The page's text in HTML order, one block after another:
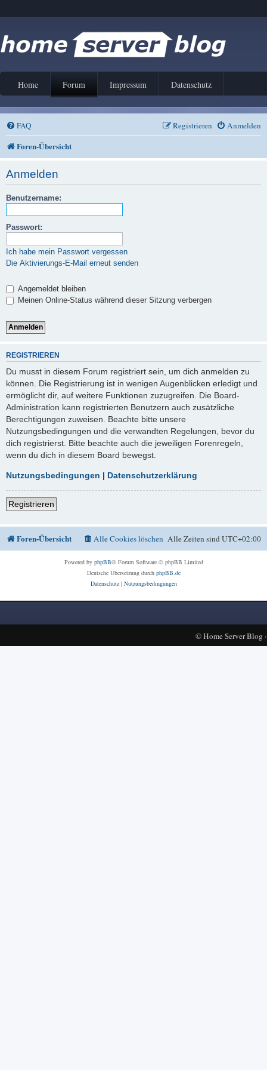
Home Forum Impressum Datenschutz
FAQ Anmelden
Registrieren
Foren-Übersicht
Anmelden
Benutzername:
Passwort:
Ich habe mein Passwort vergessen
Die Aktivierungs-E-Mail erneut senden
Angemeldet bleiben
Meinen Online-Status während dieser Sitzung verbergen
REGISTRIEREN
Du musst in diesem Forum registriert sein, um dich anmelden zu
können. Die Registrierung ist in wenigen Augenblicken erledigt und
ermöglicht dir, auf weitere Funktionen zuzugreifen. Die Board-
Administration kann registrierten Benutzern auch zusätzliche
Berechtigungen zuweisen. Beachte bitte unsere
Nutzungsbedingungen und die verwandten Regelungen, bevor du
dich registrierst. Bitte beachte auch die jeweiligen Forenregeln,
wenn du dich in diesem Board bewegst.
Nutzungsbedingungen | Datenschutzerklärung
Registrieren
Foren-Übersicht Alle Zeiten sindUTC+02:00
Alle Cookies löschen
Powered by phpBB® Forum Software © phpBB Limited
Deutsche Übersetzung durch phpBB.de
Datenschutz| Nutzungsbedingungen
©Home Server Blog